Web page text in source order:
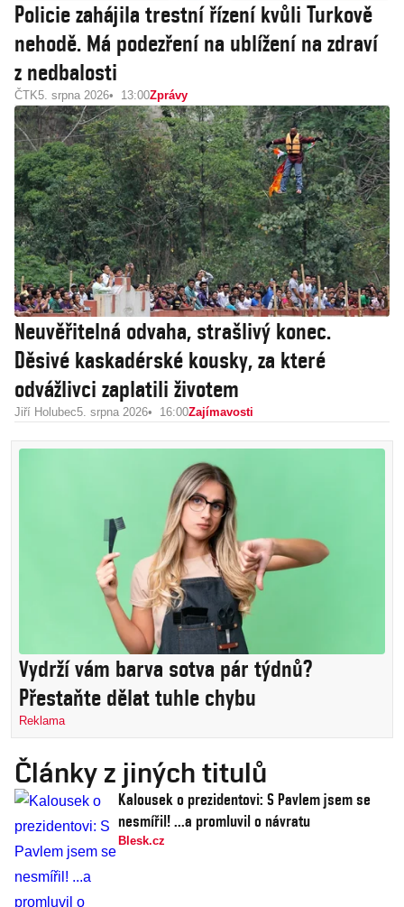
Policie zahájila trestní řízení kvůli Turkově
nehodě. Má podezření na ublížení na zdraví
z nedbalosti
ČTK5. srpna 2026 13:00Zprávy
Neuvěřitelná odvaha, strašlivý konec.
Děsivé kaskadérské kousky, za které
odvážlivci zaplatili životem
Jiří Holubec5. srpna 2026 16:00Zajímavosti
Vydrží vám barva sotva pár týdnů?
Přestaňte dělat tuhle chybu
Reklama
Články z jiných titulů
Kalousek o prezidentovi: S Pavlem jsem se
nesmířil! ...a promluvil o návratu
Blesk.cz